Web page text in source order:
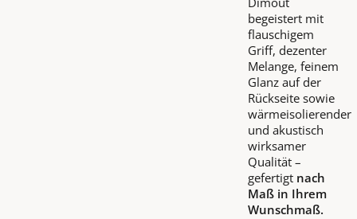
begeistert mit
flauschigem
Griff, dezenter
Melange, feinem
Glanz auf der
Rückseite sowie
wärmeisolierender
und akustisch
wirksamer
Qualität –
gefertigt nach
Maß in Ihrem
Wunschmaß.